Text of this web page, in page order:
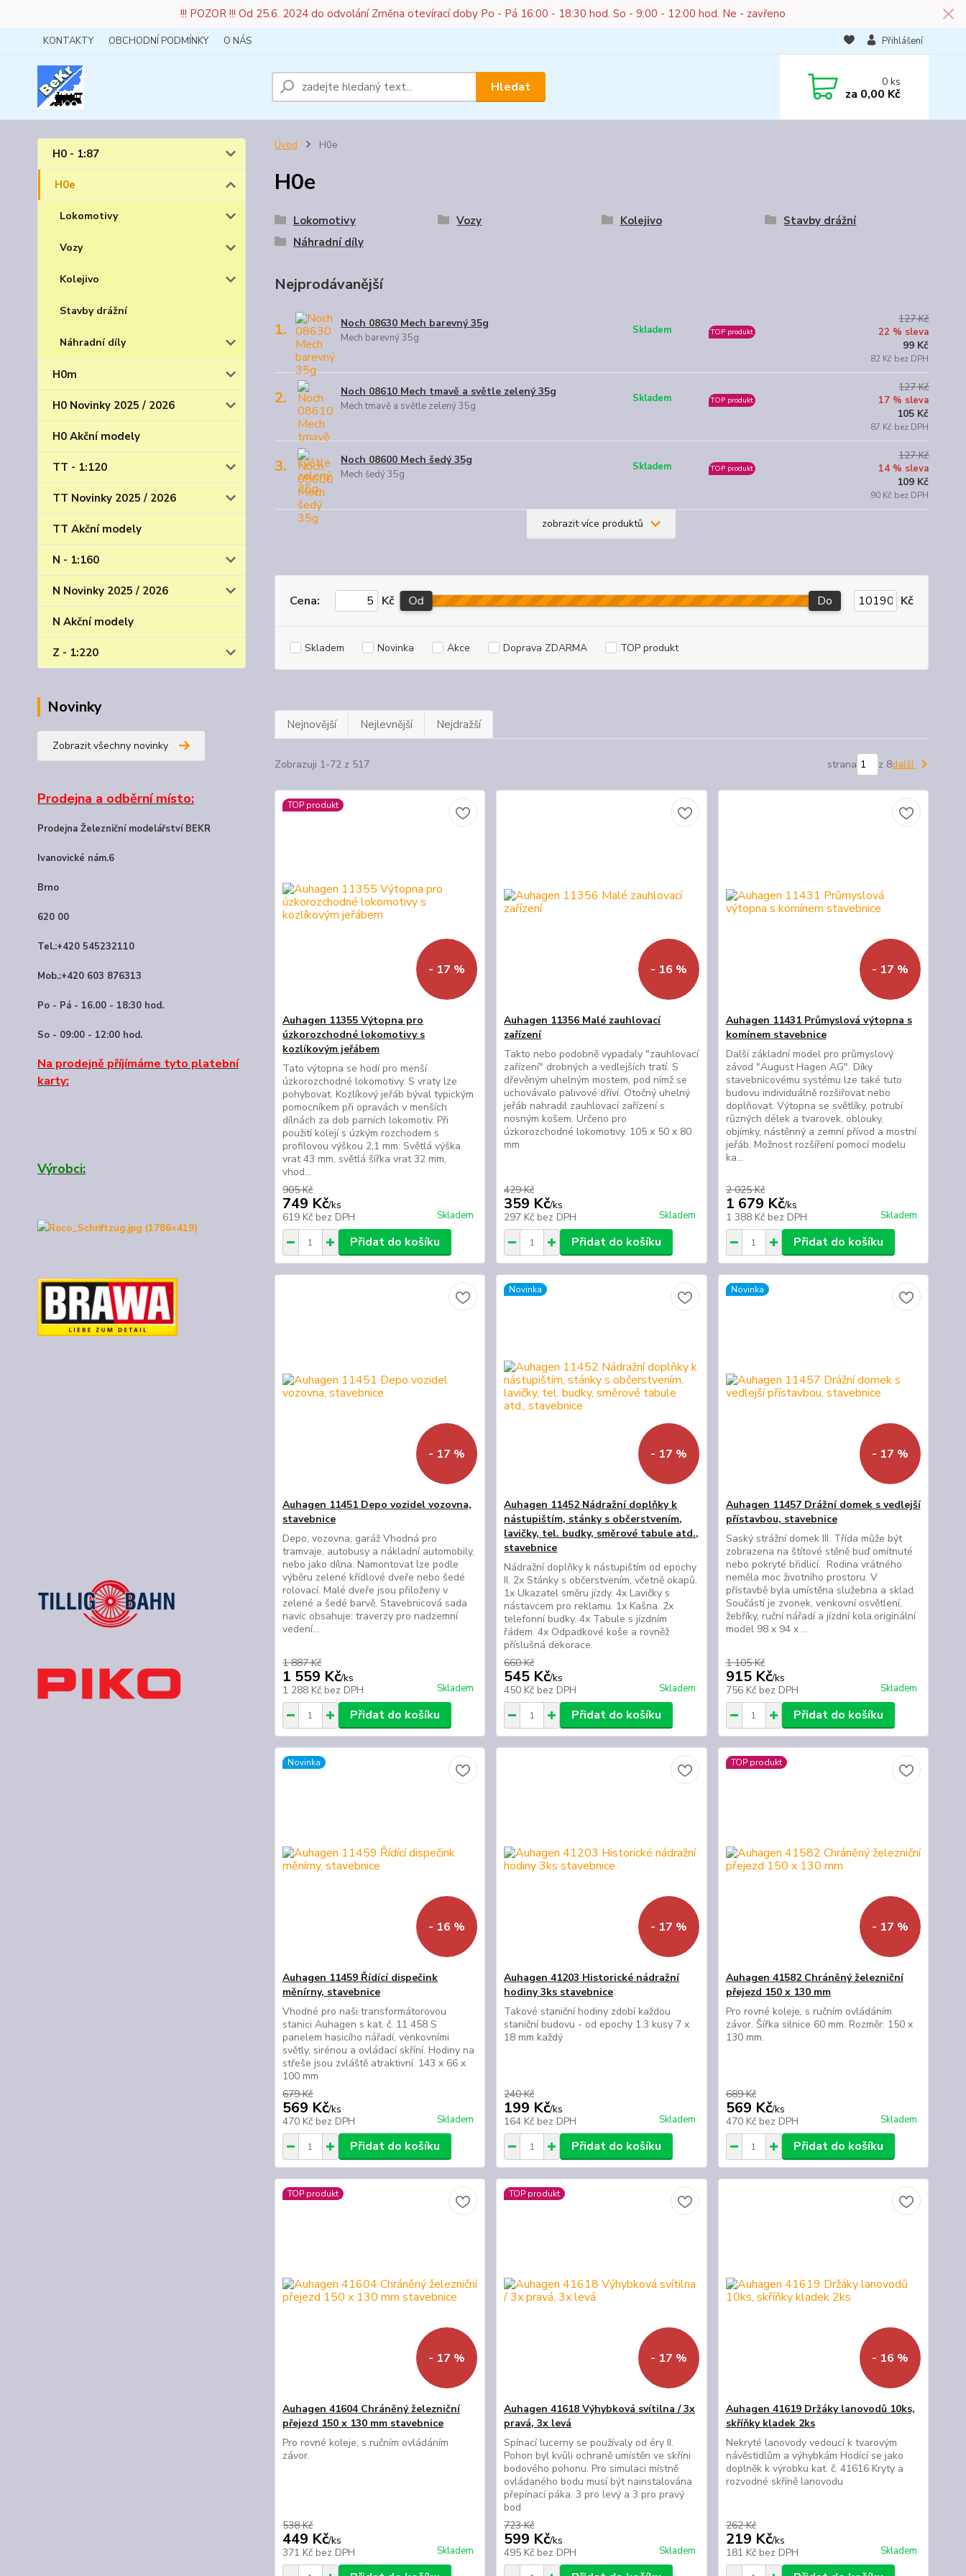
!!! POZOR !!! Od 25.6. 2024 do odvolání Změna otevírací doby Po - Pá 16:00 - 18:30 hod. So - 9:00 - 12:00 hod. Ne - zavřeno
KONTAKTY OBCHODNÍ PODMÍNKY O NÁS Přihlášení
Hledat 0ks
za 0,00 Kč
H0 - 1:87
H0e
Lokomotivy
Vozy
Kolejivo
Stavby drážní
Náhradní díly
H0m
H0 Novinky 2025 / 2026
H0 Akční modely
TT - 1:120
TT Novinky 2025 / 2026
TT Akční modely
N - 1:160
N Novinky 2025 / 2026
N Akční modely
Z - 1:220
Novinky
Zobrazit všechny novinky
Prodejna a odběrní místo:
Prodejna Železniční modelářství BEKR
Ivanovické nám.6
Brno
620 00
Tel.:+420 545232110
Mob.:+420 603 876313
Po - Pá - 16.00 - 18:30 hod.
So - 09:00 - 12:00 hod.
Na prodejně příjímáme tyto platební
karty:
Výrobci:
Úvod H0e
H0e
Lokomotivy Vozy Kolejivo
Stavby drážní
Náhradní díly
Nejprodávanější
1. Noch 08630 Mech barevný 35g
Mech barevný 35g
Skladem TOP produkt
127 Kč
22 % sleva
99 Kč
82 Kč bez DPH
2. Noch 08610 Mech tmavě a světle zelený 35g
Mech tmavě a světle zelený 35g
Skladem TOP produkt
127 Kč
17 % sleva
105 Kč
87 Kč bez DPH
3. Noch 08600 Mech šedý 35g
Mech šedý 35g
Skladem TOP produkt
127 Kč
14 % sleva
109 Kč
90 Kč bez DPH
zobrazit více produktů
Cena: Kč Od Do Kč
Skladem Novinka Akce Doprava ZDARMA TOP produkt
Nejnovější Nejlevnější Nejdražší
Zobrazuji 1-72 z 517 strana z 8další
TOP produkt
- 17 %
Auhagen 11355 Výtopna pro
úzkorozchodné lokomotivy s
kozlíkovým jeřábem
Tato výtopna se hodí pro menší
úzkorozchodné lokomotivy. S vraty lze
pohybovat. Kozlíkový jeřáb býval typickým
pomocníkem při opravách v menších
dílnách za dob parních lokomotiv. Při
použití kolejí s úzkým rozchodem s
profilovou výškou 2,1 mm: Světlá výška
vrat 43 mm, světlá šířka vrat 32 mm,
vhod...
905 Kč
749 Kč/ks
619 Kč bez DPH Skladem
Přidat do košíku
- 16 %
Auhagen 11356 Malé zauhlovací
zařízení
Takto nebo podobně vypadaly "zauhlovací
zařízení" drobných a vedlejších tratí. S
dřevěným uhelným mostem, pod nímž se
uchovávalo palivové dříví. Otočný uhelný
jeřáb nahradil zauhlovací zařízení s
nosným košem. Určeno pro
úzkorozchodné lokomotivy. 105 x 50 x 80
mm
429 Kč
359 Kč/ks
297 Kč bez DPH Skladem
Přidat do košíku
- 17 %
Auhagen 11431 Průmyslová výtopna s
komínem stavebnice
Další základní model pro průmyslový
závod "August Hagen AG". Díky
stavebnicovému systému lze také tuto
budovu individuálně rozšiřovat nebo
doplňovat. Výtopna se světlíky, potrubí
různých délek a tvarovek, oblouky,
objímky, nástěnný a zemní přívod a mostní
jeřáb. Možnost rozšíření pomocí modelu
ka...
2 025 Kč
1 679 Kč/ks
1 388 Kč bez DPH Skladem
Přidat do košíku
- 17 %
Auhagen 11451 Depo vozidel vozovna,
stavebnice
Depo, vozovna, garáž Vhodná pro
tramvaje, autobusy a nákladní automobily,
nebo jako dílna. Namontovat lze podle
výběru zelené křídlové dveře nebo šedé
rolovací. Malé dveře jsou přiloženy v
zelené a šedé barvě. Stavebnicová sada
navíc obsahuje: traverzy pro nadzemní
vedení...
1 887 Kč
1 559 Kč/ks
1 288 Kč bez DPH Skladem
Přidat do košíku
Novinka
- 17 %
Auhagen 11452 Nádražní doplňky k
nástupištím, stánky s občerstvením,
lavičky, tel. budky, směrové tabule atd.,
stavebnice
Nádražní doplňky k nástupištím od epochy
II. 2x Stánky s občerstvením, včetně okapů.
1x Ukazatel směru jízdy. 4x Lavičky s
nástavcem pro reklamu. 1x Kašna. 2x
telefonní budky. 4x Tabule s jízdním
řádem. 4x Odpadkové koše a rovněž
příslušná dekorace.
660 Kč
545 Kč/ks
450 Kč bez DPH Skladem
Přidat do košíku
Novinka
- 17 %
Auhagen 11457 Drážní domek s vedlejší
přístavbou, stavebnice
Saský strážní domek III. Třída může být
zobrazena na štítové stěně buď omítnuté
nebo pokryté břidlicí. Rodina vrátného
neměla moc životního prostoru. V
přístavbě byla umístěna služebna a sklad.
Součástí je zvonek, venkovní osvětlení,
žebříky, ruční nářadí a jízdní kola.originální
model 98 x 94 x ...
1 105 Kč
915 Kč/ks
756 Kč bez DPH Skladem
Přidat do košíku
Novinka
- 16 %
Auhagen 11459 Řídící dispečink
měnírny, stavebnice
Vhodné pro naši transformátorovou
stanici Auhagen s kat. č. 11 458 S
panelem hasicího nářadí, venkovními
světly, sirénou a ovládací skříní. Hodiny na
střeše jsou zvláště atraktivní. 143 x 66 x
100 mm
679 Kč
569 Kč/ks
470 Kč bez DPH Skladem
Přidat do košíku
- 17 %
Auhagen 41203 Historické nádražní
hodiny 3ks stavebnice
Takové staniční hodiny zdobí každou
staniční budovu - od epochy 1.3 kusy 7 x
18 mm každý
240 Kč
199 Kč/ks
164 Kč bez DPH Skladem
Přidat do košíku
TOP produkt
- 17 %
Auhagen 41582 Chráněný železniční
přejezd 150 x 130 mm
Pro rovné koleje, s ručním ovládáním
závor. Šířka silnice 60 mm. Rozměr: 150 x
130 mm.
689 Kč
569 Kč/ks
470 Kč bez DPH Skladem
Přidat do košíku
TOP produkt
- 17 %
Auhagen 41604 Chráněný železniční
přejezd 150 x 130 mm stavebnice
Pro rovné koleje, s ručním ovládáním
závor.
538 Kč
449 Kč/ks
371 Kč bez DPH Skladem
TOP produkt
- 17 %
Auhagen 41618 Výhybková svítilna / 3x
pravá, 3x levá
Spínací lucerny se používaly od éry II.
Pohon byl kvůli ochraně umístěn ve skříni
bodového pohonu. Pro simulaci místně
ovládaného bodu musí být nainstalována
přepínací páka. 3 pro levý a 3 pro pravý
bod
723 Kč
599 Kč/ks
495 Kč bez DPH Skladem
- 16 %
Auhagen 41619 Držáky lanovodů 10ks,
skříňky kladek 2ks
Nekryté lanovody vedoucí k tvarovým
návěstidlům a výhybkám Hodící se jako
doplněk k výrobku kat. č. 41616 Kryty a
rozvodné skříně lanovodu
262 Kč
219 Kč/ks
181 Kč bez DPH Skladem